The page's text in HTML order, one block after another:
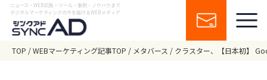
ニュース・WEB広告・ツール・事例・ノウハウまで
デジタルマーケティングの今を届けるWEBメディア
TOP WEBマーケティング記事TOP メタバース クラスター、【日本初】